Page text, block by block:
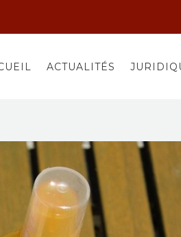
ACTUALITÉS